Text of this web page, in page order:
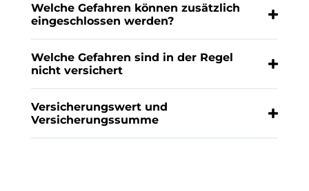
Welche Gefahren können zusätzlich
eingeschlossen werden?
Welche Gefahren sind in der Regel
nicht versichert
Versicherungswert und
Versicherungssumme